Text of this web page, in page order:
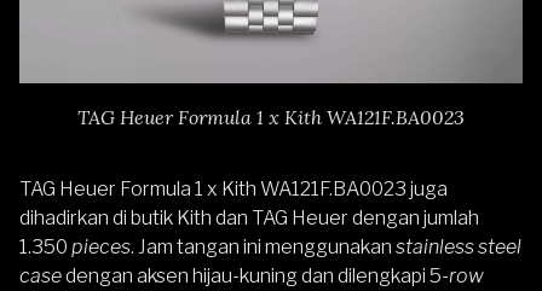
TAG Heuer Formula 1 x Kith WA121F.BA0023
TAG Heuer Formula 1 x Kith WA121F.BA0023 juga
dihadirkan di butik Kith dan TAG Heuer dengan jumlah
1.350 pieces. Jam tangan ini menggunakan stainless steel
casedengan aksen hijau-kuning dan dilengkapi 5-row